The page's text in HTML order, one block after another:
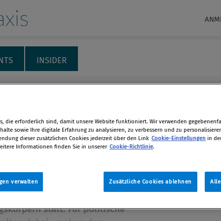
INSIDER
–
und Stolpersteine
zwei Jahren fanden in Österreich
Wahlen zu den allgemeinen
statt. Für politische
die erforderlich sind, damit unsere Website funktioniert. Wir verwenden
sowie Ihre digitale Erfahrung zu analysieren, zu verbessern und zu
dieser zusätzlichen Cookies jederzeit über den Link Cookie-Einstellungen in
Informationen finden Sie in unserer Cookie-Richtlinie.
Zusätzliche Cookies ablehnen
verwalten